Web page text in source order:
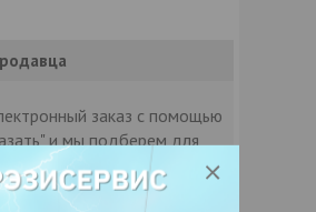
заказ с помощью
и мы подберем для
компанию